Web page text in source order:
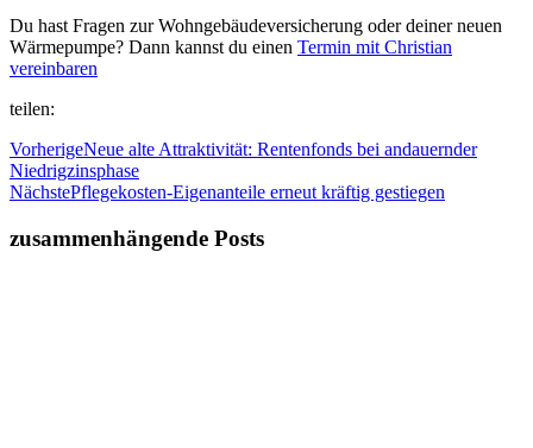
Du hast Fragen zur Wohngebäudeversicherung oder deiner neuen
Wärmepumpe? Dann kannst du einen Termin mit Christian
vereinbaren
teilen:
VorherigeNeue alte Attraktivität: Rentenfonds bei andauernder
Niedrigzinsphase
NächstePflegekosten-Eigenanteile erneut kräftig gestiegen
zusammenhängende Posts